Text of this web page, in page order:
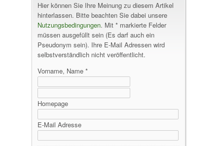
Hier können Sie Ihre Meinung zu diesem Artikel
hinterlassen. Bitte beachten Sie dabei unsere
Nutzungsbedingungen. Mit * markierte Felder
müssen ausgefüllt sein (Es darf auch ein
Pseudonym sein). Ihre E-Mail Adressen wird
selbstverständlich nicht veröffentlicht.
Vorname, Name *
Homepage
E-Mail Adresse